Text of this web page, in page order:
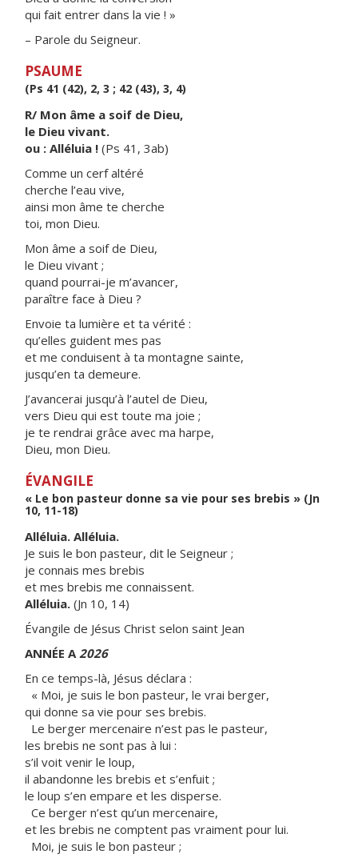
qui fait entrer dans la vie ! »
– Parole du Seigneur.
PSAUME
(Ps 41 (42), 2, 3 ; 42 (43), 3, 4)
R/ Mon âme a soif de Dieu,
le Dieu vivant.
ou : Alléluia ! (Ps 41, 3ab)
Comme un cerf altéré
cherche l’eau vive,
ainsi mon âme te cherche
toi, mon Dieu.
Mon âme a soif de Dieu,
le Dieu vivant ;
quand pourrai-je m’avancer,
paraître face à Dieu ?
Envoie ta lumière et ta vérité :
qu’elles guident mes pas
et me conduisent à ta montagne sainte,
jusqu’en ta demeure.
J’avancerai jusqu’à l’autel de Dieu,
vers Dieu qui est toute ma joie ;
je te rendrai grâce avec ma harpe,
Dieu, mon Dieu.
ÉVANGILE
« Le bon pasteur donne sa vie pour ses brebis » (Jn
10, 11-18)
Alléluia. Alléluia.
Je suis le bon pasteur, dit le Seigneur ;
je connais mes brebis
et mes brebis me connaissent.
Alléluia. (Jn 10, 14)
Évangile de Jésus Christ selon saint Jean
ANNÉE A2026
En ce temps-là, Jésus déclara :
« Moi, je suis le bon pasteur, le vrai berger,
qui donne sa vie pour ses brebis.
Le berger mercenaire n’est pas le pasteur,
les brebis ne sont pas à lui :
s’il voit venir le loup,
il abandonne les brebis et s’enfuit ;
le loup s’en empare et les disperse.
Ce berger n’est qu’un mercenaire,
et les brebis ne comptent pas vraiment pour lui.
Moi, je suis le bon pasteur ;